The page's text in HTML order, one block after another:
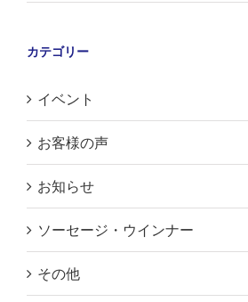
カテゴリー
イベント
お客様の声
お知らせ
ソーセージ・ウインナー
その他